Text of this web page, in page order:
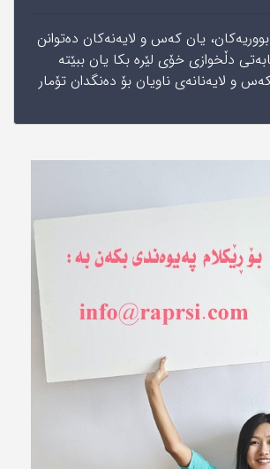
یان كه‌س و لایه‌نه‌كان ده‌توانن‌
دڵخوازی‌ خۆی‌ لێره‌ بكا یان ببێته‌
و لایه‌نانه‌ی‌ ناویان بۆ ده‌نگدان تۆمار